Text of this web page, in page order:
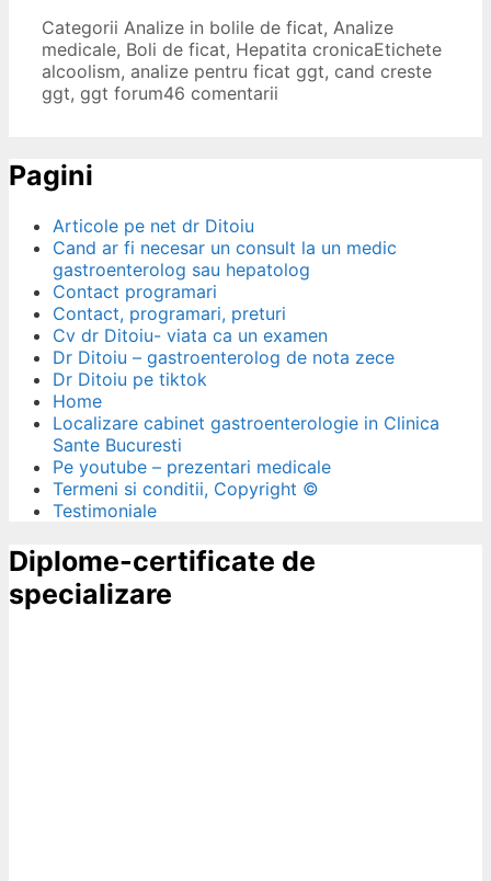
Categorii Analize in bolile de ficat, Analize
medicale, Boli de ficat, Hepatita cronicaEtichete
alcoolism, analize pentru ficat ggt, cand creste
ggt, ggt forum46 comentarii
Pagini
Articole pe net dr Ditoiu
Cand ar fi necesar un consult la un medic
gastroenterolog sau hepatolog
Contact programari
Contact, programari, preturi
Cv dr Ditoiu- viata ca un examen
Dr Ditoiu – gastroenterolog de nota zece
Dr Ditoiu pe tiktok
Home
Localizare cabinet gastroenterologie in Clinica
Sante Bucuresti
Pe youtube – prezentari medicale
Termeni si conditii, Copyright ©
Testimoniale
Diplome-certificate de
specializare